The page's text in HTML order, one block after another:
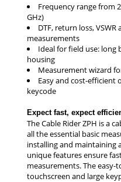
Frequency range from
GHz)
DTF, return loss,
measurements
Ideal for field use: long
housing
Measurement wizard
Easy and cost-efficient
keycode
Expect fast, expect
The Cable Rider ZPH is a
all the essential basic
installing and maintaining
unique features ensure
measurements. The easy-
touchscreen and large